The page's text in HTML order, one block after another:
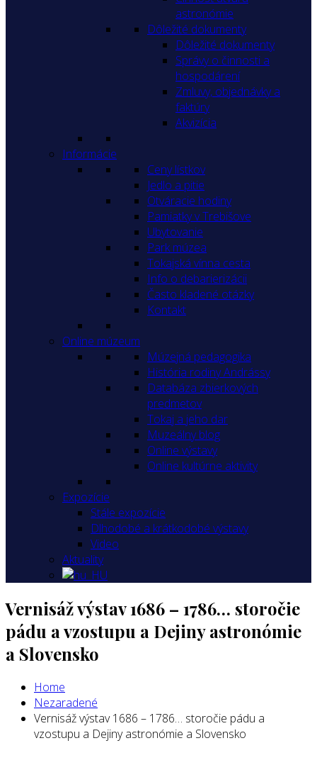
astronómie
Dôležité dokumenty
Dôležité dokumenty
Správy o činnosti a
hospodárení
Zmluvy, objednávky a
faktúry
Akvizícia
Informácie
Ceny lístkov
Jedlo a pitie
Otváracie hodiny
Pamiatky v Trebišove
Ubytovanie
Park múzea
Tokajská vínna cesta
Info o debarierizácii
Často kladené otázky
Kontakt
Online múzeum
Múzejná pedagogika
História rodiny Andrássy
Databáza zbierkových
predmetov
Tokaj a jeho dar
Muzeálny blog
Online výstavy
Online kultúrne aktivity
Expozície
Stále expozície
Dlhodobé a krátkodobé výstavy
Video
Aktuality
Vernisáž výstav 1686 – 1786… storočie
pádu a vzostupu a Dejiny astronómie
a Slovensko
Home
Nezaradené
Vernisáž výstav 1686 – 1786… storočie pádu a
vzostupu a Dejiny astronómie a Slovensko